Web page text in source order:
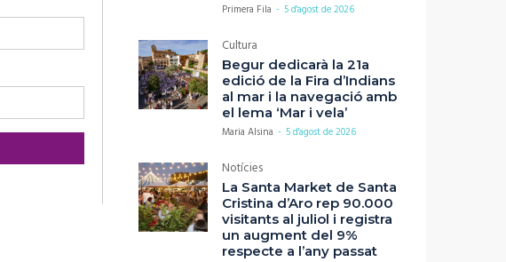
Primera Fila - 5 d'agost de 2026
Cultura
Begur dedicarà la 21a
edició de la Fira d’Indians
al mar i la navegació amb
el lema ‘Mar i vela’
Maria Alsina - 5 d'agost de 2026
Notícies
La Santa Market de Santa
Cristina d’Aro rep 90.000
visitants al juliol i registra
un augment del 9%
respecte a l’any passat